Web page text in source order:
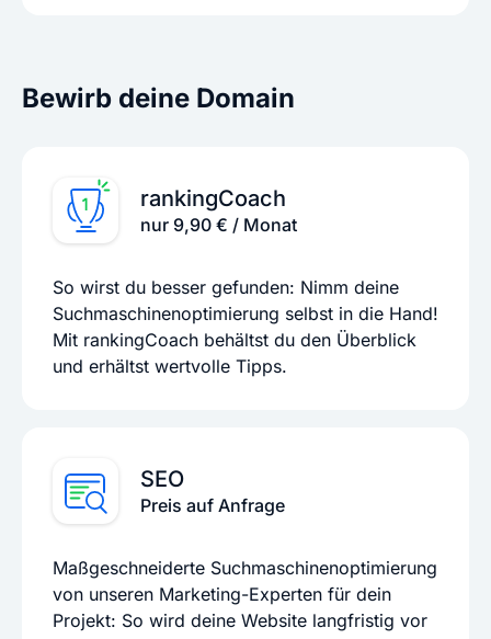
Bewirb deine Domain
rankingCoach
nur 9,90 € / Monat
So wirst du besser gefunden: Nimm deine
Suchmaschinenoptimierung selbst in die Hand!
Mit rankingCoach behältst du den Überblick
und erhältst wertvolle Tipps.
SEO
Preis auf Anfrage
Maßgeschneiderte Suchmaschinenoptimierung
von unseren Marketing-Experten für dein
Projekt: So wird deine Website langfristig vor